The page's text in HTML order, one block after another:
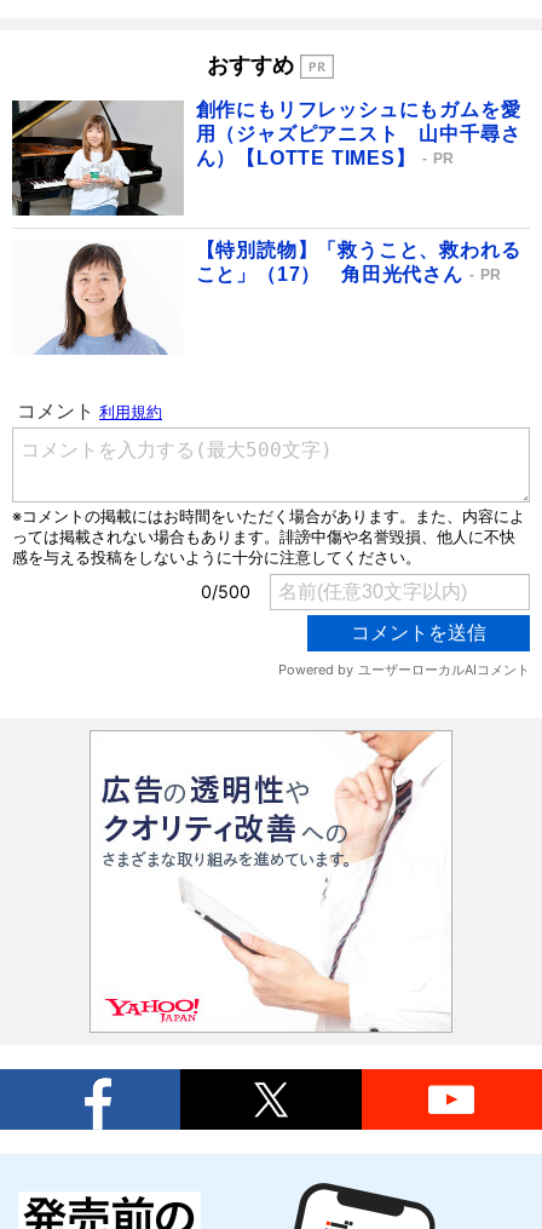
おすすめ
創作にもリフレッシュにもガムを愛
用（ジャズピアニスト 山中千尋さ
ん）【LOTTE TIMES】
PR
【特別読物】「救うこと、救われる
こと」（17） 角田光代さん
PR